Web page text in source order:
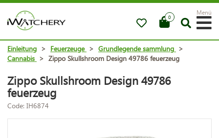
0
Menü
Einleitung > Feuerzeuge > Grundlegende sammlung >
Cannabis > Zippo Skullshroom Design 49786 feuerzeug
Zippo Skullshroom Design 49786
feuerzeug
Code: IH6874